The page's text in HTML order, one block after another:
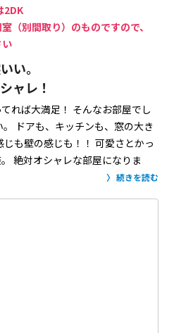
2DK
（別間取り）のものですので、
い。
ャレ！
れば大満足！ そんなお部屋でし
ドアも、キッチンも、窓の大き
じも壁の感じも！！ 可愛さとかっ
絶対オシャレな部屋になりま
外観がちょっとレトロだ
見に来る価値有りですよ。
続きを読む